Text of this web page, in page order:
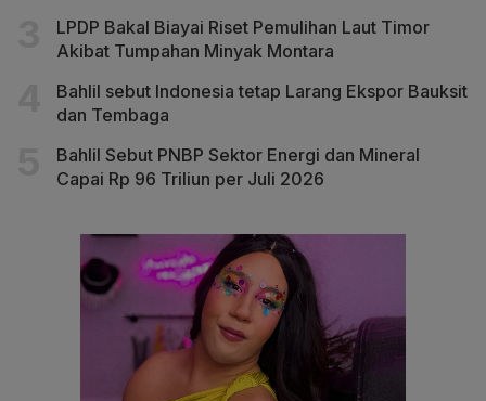
LPDP Bakal Biayai Riset Pemulihan Laut Timor
Akibat Tumpahan Minyak Montara
Bahlil sebut Indonesia tetap Larang Ekspor Bauksit
dan Tembaga
Bahlil Sebut PNBP Sektor Energi dan Mineral
Capai Rp 96 Triliun per Juli 2026